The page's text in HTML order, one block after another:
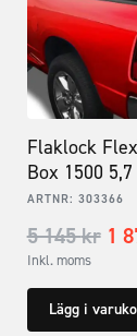
Flaklock
Box 1500
ARTNR: 303366
5 145kr 1
Inkl. moms
Lägg i